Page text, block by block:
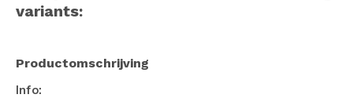
variants:
Productomschrijving
Info: